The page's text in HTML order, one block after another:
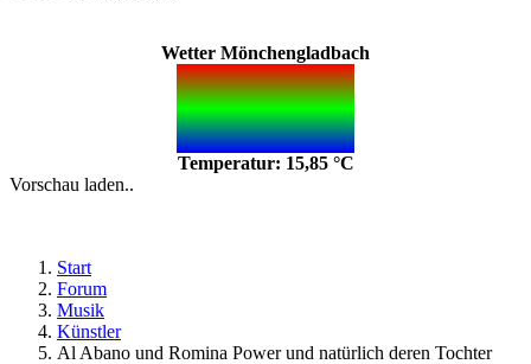
Wetter Mönchengladbach
Temperatur: 15,85 °C
Vorschau laden..
Start
Forum
Musik
Künstler
Al Abano und Romina Power und natürlich deren Tochter